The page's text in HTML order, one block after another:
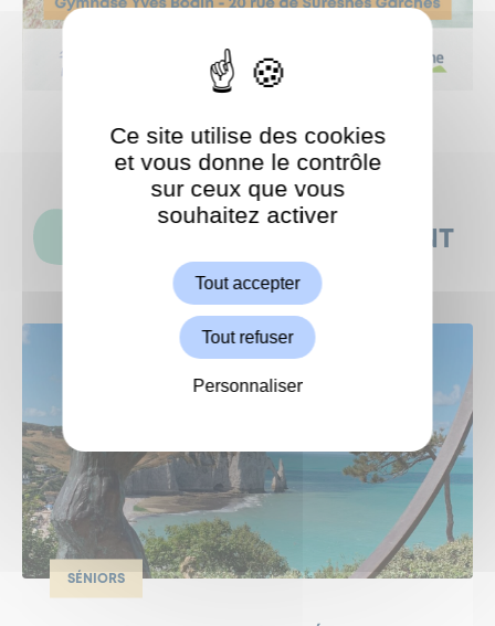
CES ACTUALITÉS POURRAIENT
AUSSI VOUS INTÉRESSER
SÉNIORS
ShareThis est désactivé.
Ce site utilise des cookies
et vous donne le contrôle
sur ceux que vous
souhaitez activer
Tout accepter
Tout refuser
Personnaliser